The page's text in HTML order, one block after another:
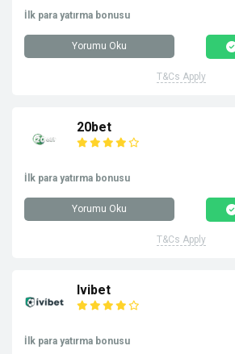
İlk para yatırma bonusu
Yorumu Oku
T&Cs Apply
20bet
İlk para yatırma bonusu
Yorumu Oku
T&Cs Apply
Ivibet
İlk para yatırma bonusu